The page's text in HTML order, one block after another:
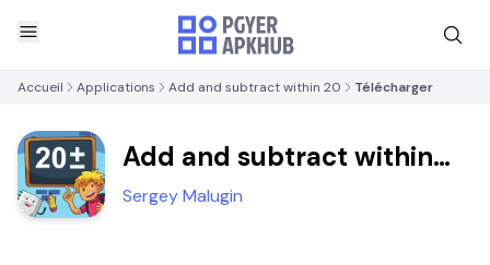
Accueil Applications Add and subtract within 20 Télécharger
Add and subtract within
20
Sergey Malugin